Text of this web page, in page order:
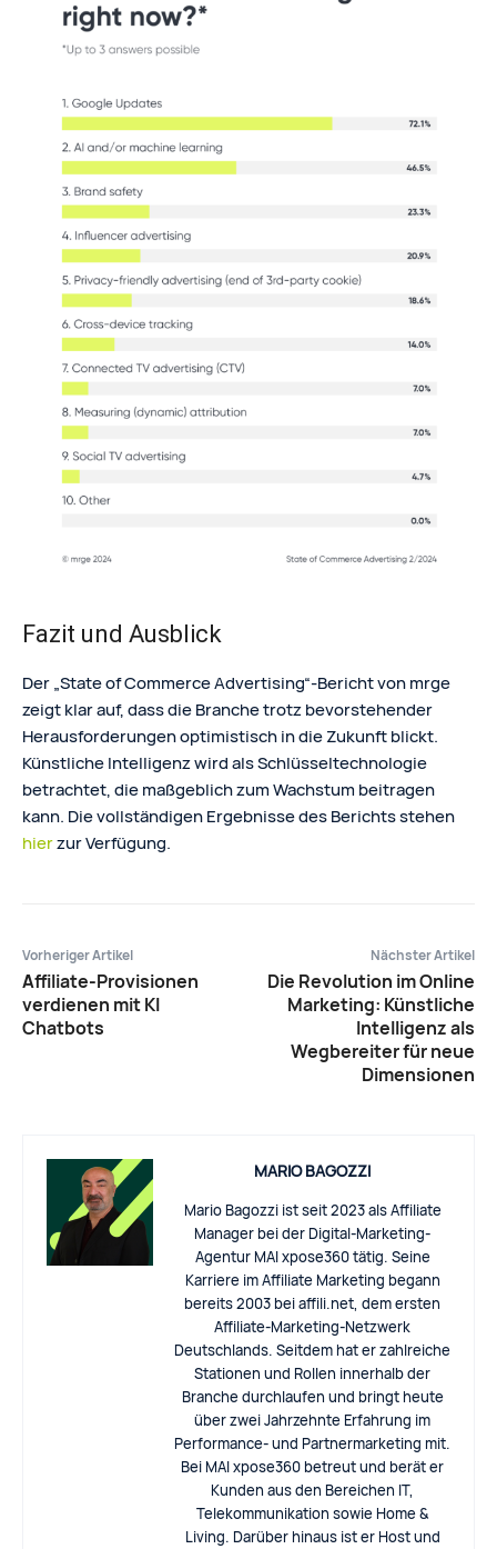
Fazit und Ausblick
Der „State of Commerce Advertising“-Bericht von mrge
zeigt klar auf, dass die Branche trotz bevorstehender
Herausforderungen optimistisch in die Zukunft blickt.
Künstliche Intelligenz wird als Schlüsseltechnologie
betrachtet, die maßgeblich zum Wachstum beitragen
kann. Die vollständigen Ergebnisse des Berichts stehen
hierzur Verfügung.
Vorheriger Artikel
Affiliate-Provisionen
verdienen mit KI
Chatbots
Nächster Artikel
Die Revolution im Online
Marketing: Künstliche
Intelligenz als
Wegbereiter für neue
Dimensionen
MARIO BAGOZZI
Mario Bagozzi ist seit 2023 als Affiliate
Manager bei der Digital-Marketing-
Agentur MAI xpose360 tätig. Seine
Karriere im Affiliate Marketing begann
bereits 2003 bei affili.net, dem ersten
Affiliate-Marketing-Netzwerk
Deutschlands. Seitdem hat er zahlreiche
Stationen und Rollen innerhalb der
Branche durchlaufen und bringt heute
über zwei Jahrzehnte Erfahrung im
Performance- und Partnermarketing mit.
Bei MAI xpose360 betreut und berät er
Kunden aus den Bereichen IT,
Telekommunikation sowie Home &
Living. Darüber hinaus ist er Host und